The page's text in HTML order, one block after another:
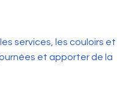
services, les couloirs et
et apporter de la